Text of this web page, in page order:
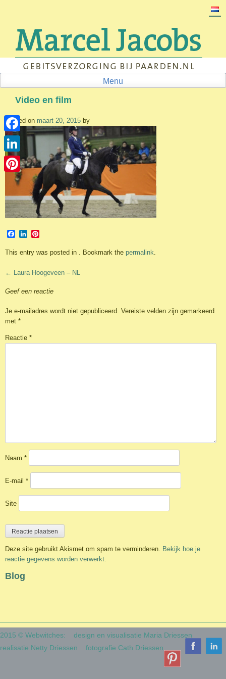
content
Menu
Video en film
Posted on maart 20, 2015 by
Facebook
LinkedIn
This entry was posted in . Bookmark the permalink.
Post
← Laura Hoogeveen – NL
Geef een reactie
Je e-mailadres wordt niet gepubliceerd. Vereiste velden zijn gemarkeerd
met *
Reactie *
Naam *
E-mail *
Site
Deze site gebruikt Akismet om spam te verminderen. Bekijk hoe je
reactie gegevens worden verwerkt.
Blog
2015 © Webwitches:
design en visualisatie Maria Driessen
realisatie Netty Driessen
fotografie Cath Driessen
Facebook
LinkedIn
Pinterest